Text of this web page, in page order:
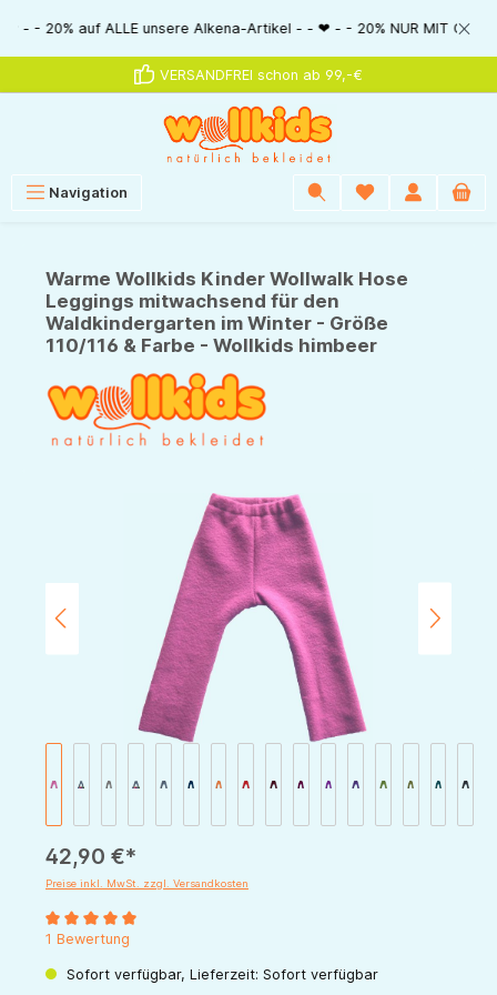
springen
ALLE unsere Alkena-Artikel - - ❤ - - 20% NUR MIT
VERSANDFREI schon ab 99,-€
Navigation
Warme Wollkids Kinder Wollwalk Hose
Leggings mitwachsend für den
Waldkindergarten im Winter - Größe
110/116 & Farbe - Wollkids himbeer
Bildergalerie überspringen
42,90 €*
Preise inkl. MwSt. zzgl. Versandkosten
Durchschnittliche Bewertung von 5 von 5 Sternen
1 Bewertung
Sofort verfügbar, Lieferzeit: Sofort verfügbar